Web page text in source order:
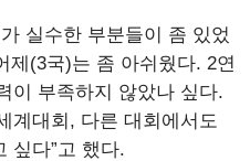
실수한 부분들이 좀 있었
제(3국)는 좀 아쉬웠다. 2연
이 부족하지 않았나 싶다.
계대회, 다른 대회에서도
싶다”고 했다.